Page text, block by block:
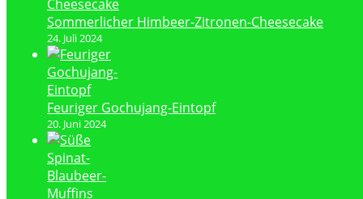
Sommerlicher Himbeer-Zitronen-Cheesecake
24. Juli 2024
Feuriger Gochujang-Eintopf
20. Juni 2024